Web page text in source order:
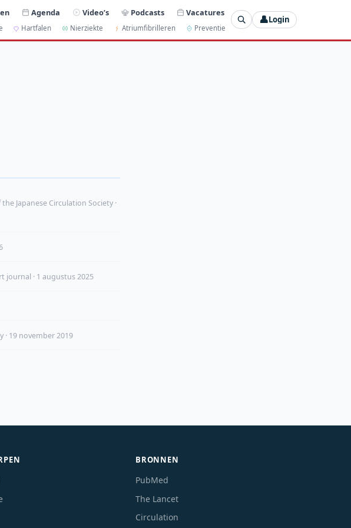
Agenda Video’s Podcasts Vacatures
Hartfalen Nierziekte Atriumfibrilleren Preventie
👤Login
Japanese Circulation Society ·
journal · 1 augustus 2025
· 19 november 2019
BRONNEN
PubMed
The Lancet
Circulation